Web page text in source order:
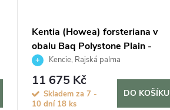
Kentia (Howea) forsteriana v
obalu Baq Polystone Plain -
hydroponie, průměr 30 cm
Kencie, Rajská palma
11 675 Kč
Skladem za 7 -
10 dní 18 ks
DO KOŠÍKU